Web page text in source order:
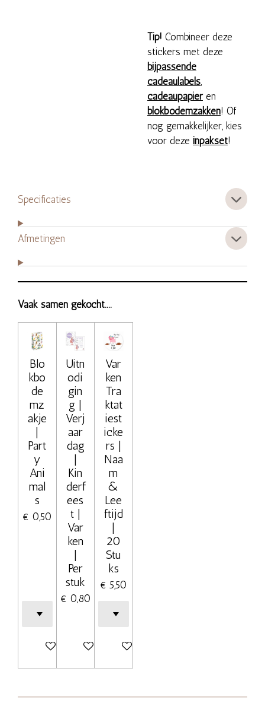
Tip! Combineer deze
stickers met deze
bijpassende
cadeaulabels,
cadeaupapieren
blokbodemzakken! Of
nog gemakkelijker, kies
voor deze inpakset!
Specificaties
Afmetingen
Vaak samen gekocht....
Blo
kbo
de
mz
akje
Part
y
Ani
mal
s
€ 0,50
In winkelwagen
Uitn
odi
gin
g |
Verj
aar
dag
Kin
derf
ees
t |
Var
ken
Per
stuk
€ 0,80
In winkelwagen
Var
ken
Tra
ktat
iest
icke
rs |
Naa
m
&
Lee
ftijd
20
Stu
ks
€ 5,50
Bekijk details